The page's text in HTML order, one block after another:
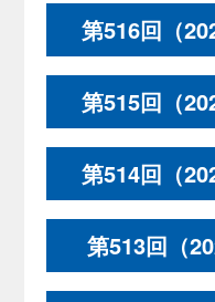
第516回（
第515回（
第514回（
第513回（